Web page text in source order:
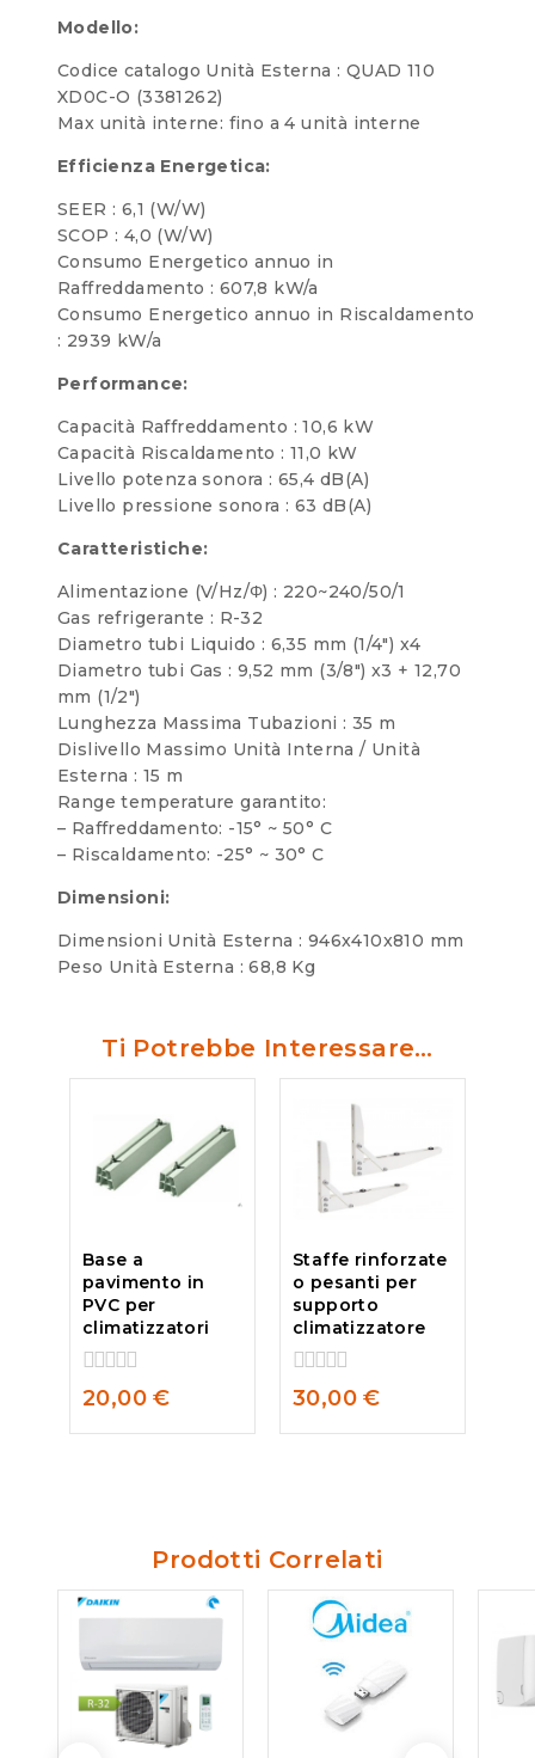
Modello:
Codice catalogo Unità Esterna : QUAD 110
XD0C-O (3381262)
Max unità interne: fino a 4 unità interne
Efficienza Energetica:
SEER : 6,1 (W/W)
SCOP : 4,0 (W/W)
Consumo Energetico annuo in
Raffreddamento : 607,8 kW/a
Consumo Energetico annuo in Riscaldamento
: 2939 kW/a
Performance:
Capacità Raffreddamento : 10,6 kW
Capacità Riscaldamento : 11,0 kW
Livello potenza sonora : 65,4 dB(A)
Livello pressione sonora : 63 dB(A)
Caratteristiche:
Alimentazione (V/Hz/Φ) : 220~240/50/1
Gas refrigerante : R-32
Diametro tubi Liquido : 6,35 mm (1/4″) x4
Diametro tubi Gas : 9,52 mm (3/8″) x3 + 12,70
mm (1/2″)
Lunghezza Massima Tubazioni : 35 m
Dislivello Massimo Unità Interna / Unità
Esterna : 15 m
Range temperature garantito:
– Raffreddamento: -15° ~ 50° C
– Riscaldamento: -25° ~ 30° C
Dimensioni:
Dimensioni Unità Esterna : 946x410x810 mm
Peso Unità Esterna : 68,8 Kg
Ti Potrebbe Interessare…
Base a
pavimento in
PVC per
climatizzatori
0
out
of
20,00€
Staffe rinforzate
o pesanti per
supporto
climatizzatore
0
out
of
30,00€
Prodotti Correlati